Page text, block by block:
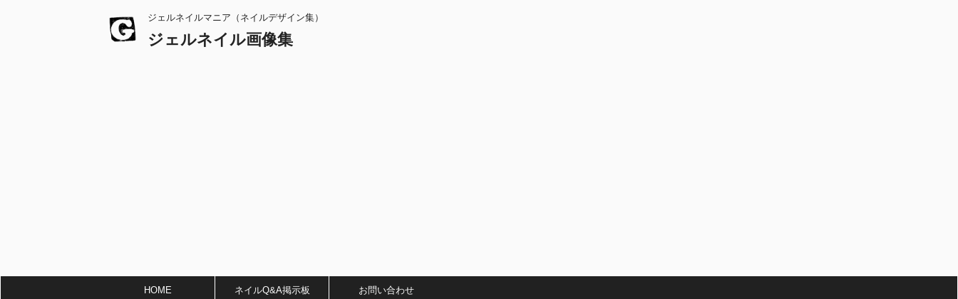
ジェルネイルマニア（ネイルデザイン集）
ジェルネイル画像集
HOME ネイルQ&A掲示板 お問い合わせ